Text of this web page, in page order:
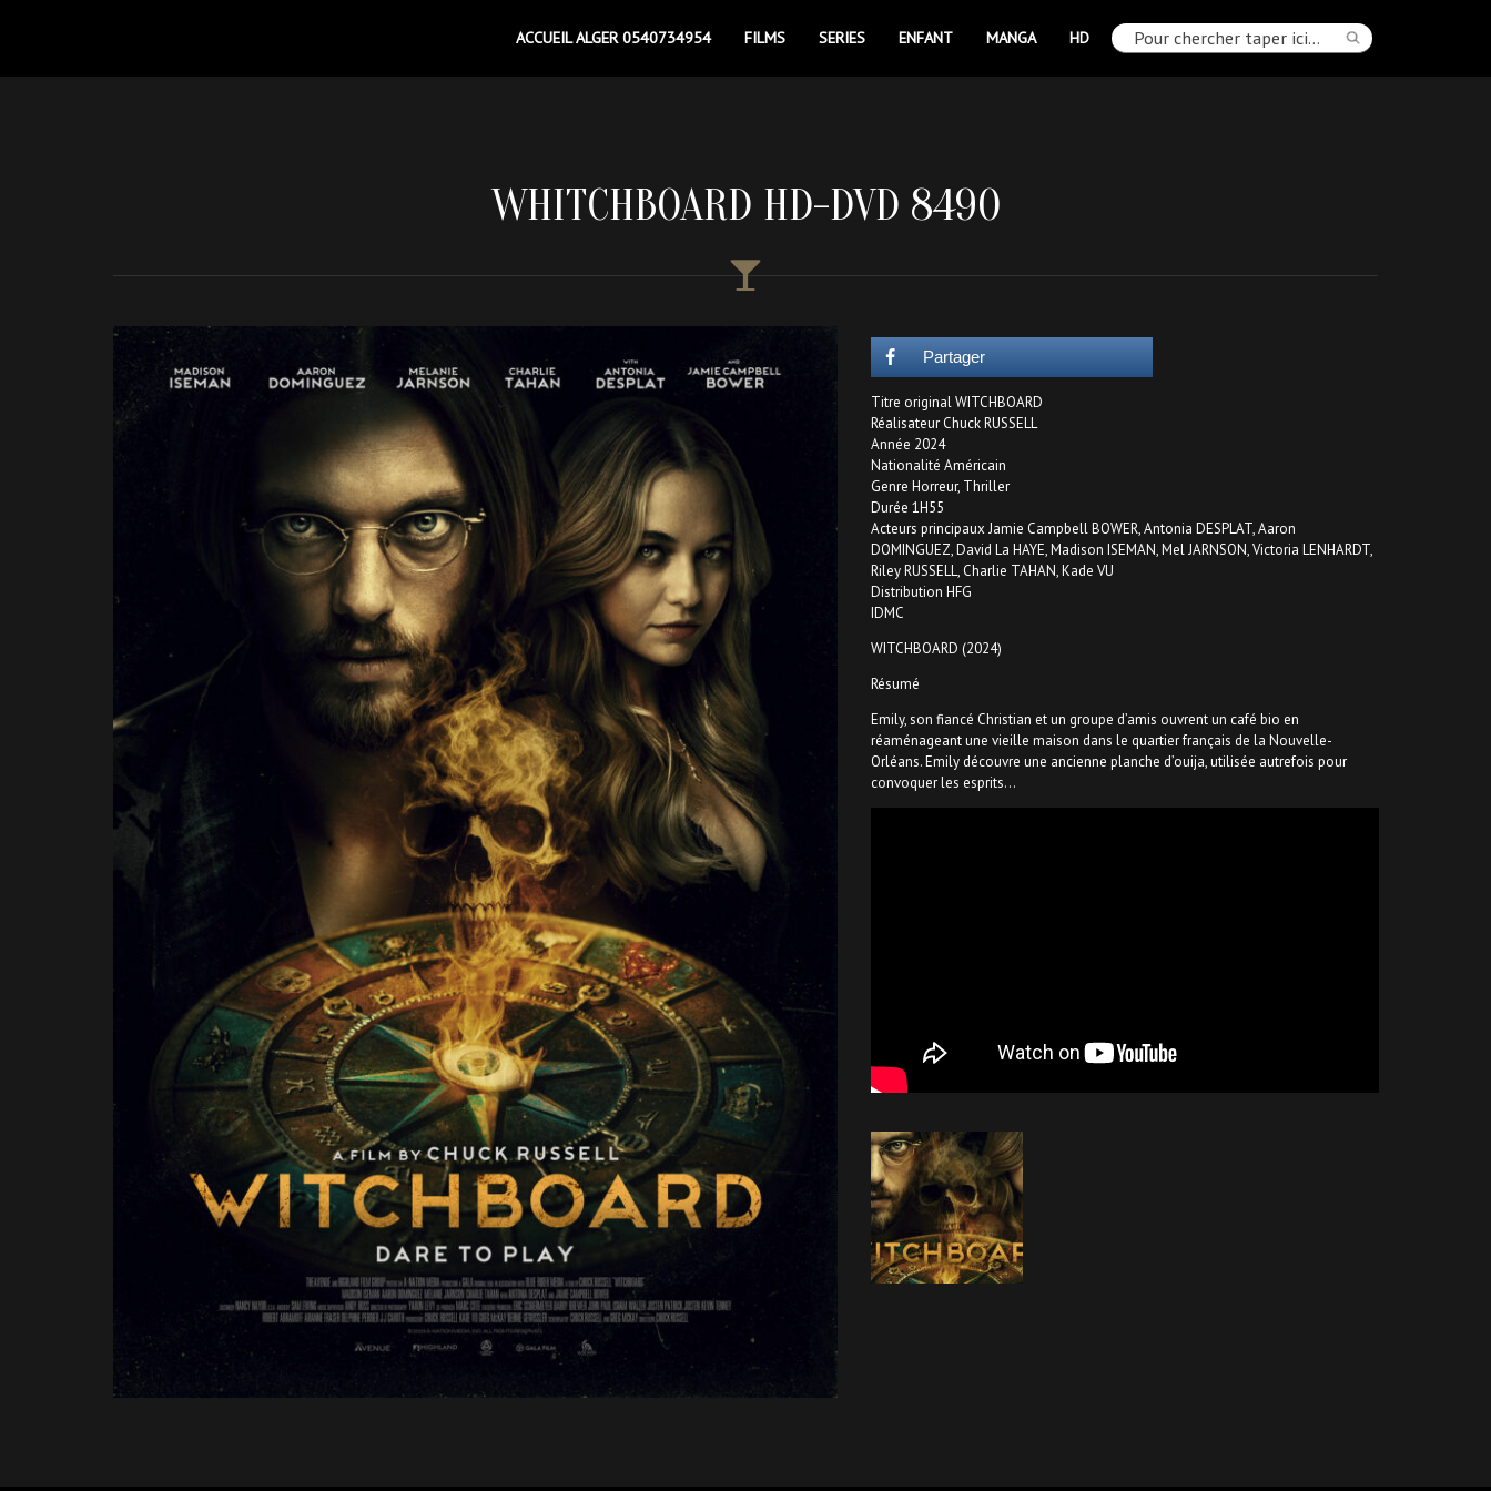
ACCUEIL ALGER 0540734954 FILMS SERIES ENFANT MANGA HD
WHITCHBOARD HD-DVD 8490
Partager
Titre original WITCHBOARD
Réalisateur Chuck RUSSELL
Année 2024
Nationalité Américain
Genre Horreur, Thriller
Durée 1H55
Acteurs principaux Jamie Campbell BOWER, Antonia DESPLAT, Aaron
DOMINGUEZ, David La HAYE, Madison ISEMAN, Mel JARNSON, Victoria LENHARDT,
Riley RUSSELL, Charlie TAHAN, Kade VU
Distribution HFG
IDMC
WITCHBOARD (2024)
Résumé
Emily, son fiancé Christian et un groupe d’amis ouvrent un café bio en
réaménageant une vieille maison dans le quartier français de la Nouvelle-
Orléans. Emily découvre une ancienne planche d’ouija, utilisée autrefois pour
convoquer les esprits…